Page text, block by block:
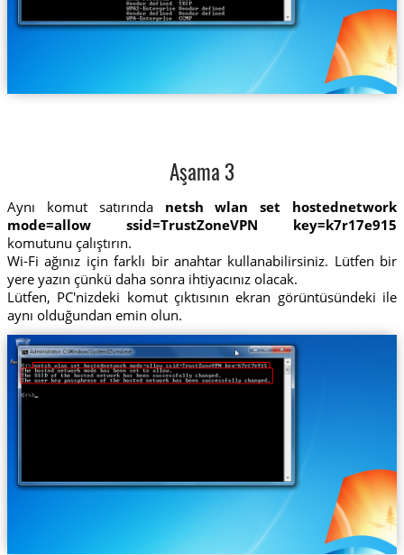
Aşama 3
Aynı komut satırında netsh wlan set hostednetwork
mode=allow ssid=TrustZoneVPN key=k7r17e915
komutunu çalıştırın.
Wi-Fi ağınız için farklı bir anahtar kullanabilirsiniz. Lütfen bir
yere yazın çünkü daha sonra ihtiyacınız olacak.
Lütfen, PC'nizdeki komut çıktısının ekran görüntüsündeki ile
aynı olduğundan emin olun.